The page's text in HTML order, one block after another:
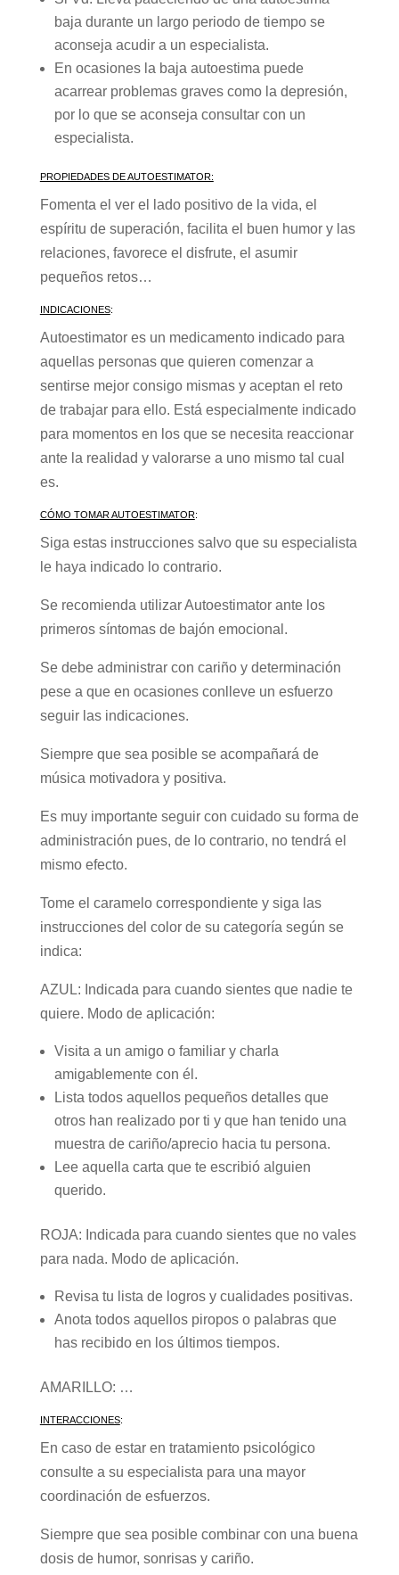
baja durante un largo periodo de tiempo se
aconseja acudir a un especialista.
En ocasiones la baja autoestima puede
acarrear problemas graves como la depresión,
por lo que se aconseja consultar con un
especialista.
PROPIEDADES DE AUTOESTIMATOR:
Fomenta el ver el lado positivo de la vida, el
espíritu de superación, facilita el buen humor y las
relaciones, favorece el disfrute, el asumir
pequeños retos…
INDICACIONES:
Autoestimator es un medicamento indicado para
aquellas personas que quieren comenzar a
sentirse mejor consigo mismas y aceptan el reto
de trabajar para ello. Está especialmente indicado
para momentos en los que se necesita reaccionar
ante la realidad y valorarse a uno mismo tal cual
es.
CÓMO TOMAR AUTOESTIMATOR:
Siga estas instrucciones salvo que su especialista
le haya indicado lo contrario.
Se recomienda utilizar Autoestimator ante los
primeros síntomas de bajón emocional.
Se debe administrar con cariño y determinación
pese a que en ocasiones conlleve un esfuerzo
seguir las indicaciones.
Siempre que sea posible se acompañará de
música motivadora y positiva.
Es muy importante seguir con cuidado su forma de
administración pues, de lo contrario, no tendrá el
mismo efecto.
Tome el caramelo correspondiente y siga las
instrucciones del color de su categoría según se
indica:
AZUL: Indicada para cuando sientes que nadie te
quiere. Modo de aplicación:
Visita a un amigo o familiar y charla
amigablemente con él.
Lista todos aquellos pequeños detalles que
otros han realizado por ti y que han tenido una
muestra de cariño/aprecio hacia tu persona.
Lee aquella carta que te escribió alguien
querido.
ROJA: Indicada para cuando sientes que no vales
para nada. Modo de aplicación.
Revisa tu lista de logros y cualidades positivas.
Anota todos aquellos piropos o palabras que
has recibido en los últimos tiempos.
AMARILLO: …
INTERACCIONES:
En caso de estar en tratamiento psicológico
consulte a su especialista para una mayor
coordinación de esfuerzos.
Siempre que sea posible combinar con una buena
dosis de humor, sonrisas y cariño.